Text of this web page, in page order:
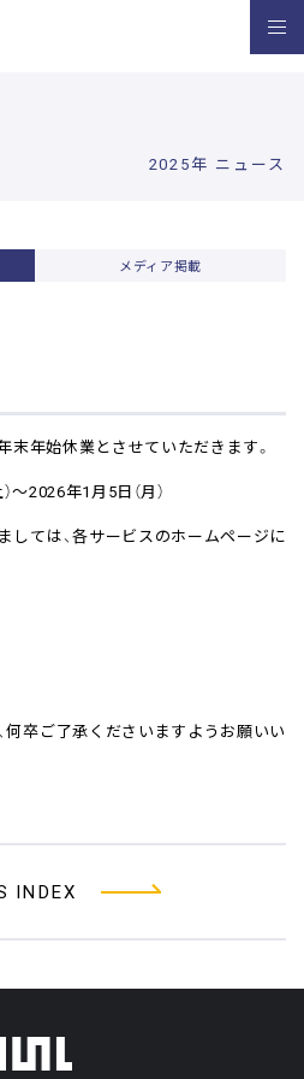
2025年 ニュース
メディア掲載
年始休業とさせていただきます。
～2026年1月5日（月）
しては、各サービスのホームページに
何卒ご了承くださいますようお願いい
INDEX
ッターメニュー